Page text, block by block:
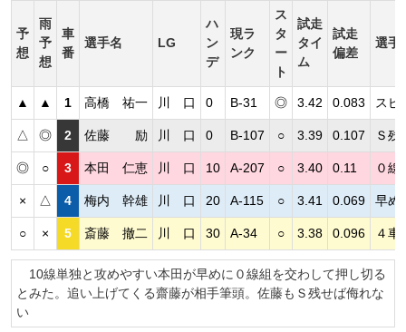
予
想
雨
予
想
車
番
選手名 LG
ハ
ン
デ
現ラ
ンク
ス
タ
ー
ト
試走
タイ
ム
試走
偏差
選手
▲ ▲ 1 高橋 祐一 川 口 0 B-31 ◎ 3.42 0.083 スピ
△ ◎ 2 佐藤 励 川 口 0 B-107 ○ 3.39 0.107 Ｓ残
◎ ○ 3 本田 仁恵 川 口 10 A-207 ○ 3.40 0.11 ０線
× △ 4 梅内 幹雄 川 口 20 A-115 ○ 3.41 0.069 早め
○ × 5 斎藤 撤二 川 口 30 A-34 ○ 3.38 0.096 ４車
10線単独と攻めやすい本田が早めに０線組を交わして押し切る
とみた。追い上げてくる齋藤が相手筆頭。佐藤もＳ残せば侮れな
い